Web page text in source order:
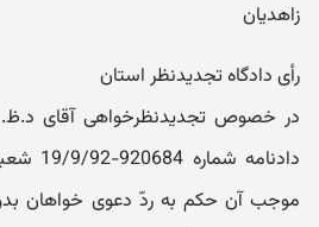
زاهدیان
رأی دادگاه تجدیدنظر استان
در خصوص تجدیدنظرخواهی آقای
موجب آن حکم به ردّ دعوی خواهان